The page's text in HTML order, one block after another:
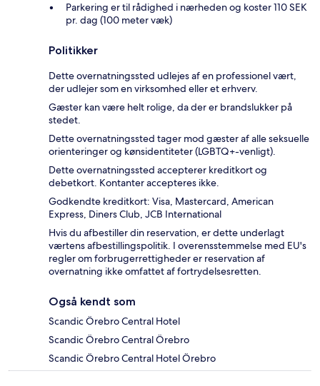
Parkering er til rådighed i nærheden og koster 110 SEK
pr. dag (100 meter væk)
Politikker
Dette overnatningssted udlejes af en professionel vært,
der udlejer som en virksomhed eller et erhverv.
Gæster kan være helt rolige, da der er brandslukker på
stedet.
Dette overnatningssted tager mod gæster af alle seksuelle
orienteringer og kønsidentiteter (LGBTQ+-venligt).
Dette overnatningssted accepterer kreditkort og
debetkort. Kontanter accepteres ikke.
Godkendte kreditkort: Visa, Mastercard, American
Express, Diners Club, JCB International
Hvis du afbestiller din reservation, er dette underlagt
værtens afbestillingspolitik. I overensstemmelse med EU's
regler om forbrugerrettigheder er reservation af
overnatning ikke omfattet af fortrydelsesretten.
Også kendt som
Scandic Örebro Central Hotel
Scandic Örebro Central Örebro
Scandic Örebro Central Hotel Örebro